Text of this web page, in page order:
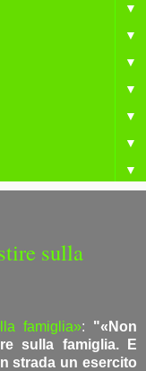
▼
▼
▼
▼
▼
▼
▼
sulla
famiglia»: "«Non
sulla famiglia. E
strada un esercito